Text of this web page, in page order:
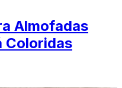
Almofadas
Coloridas